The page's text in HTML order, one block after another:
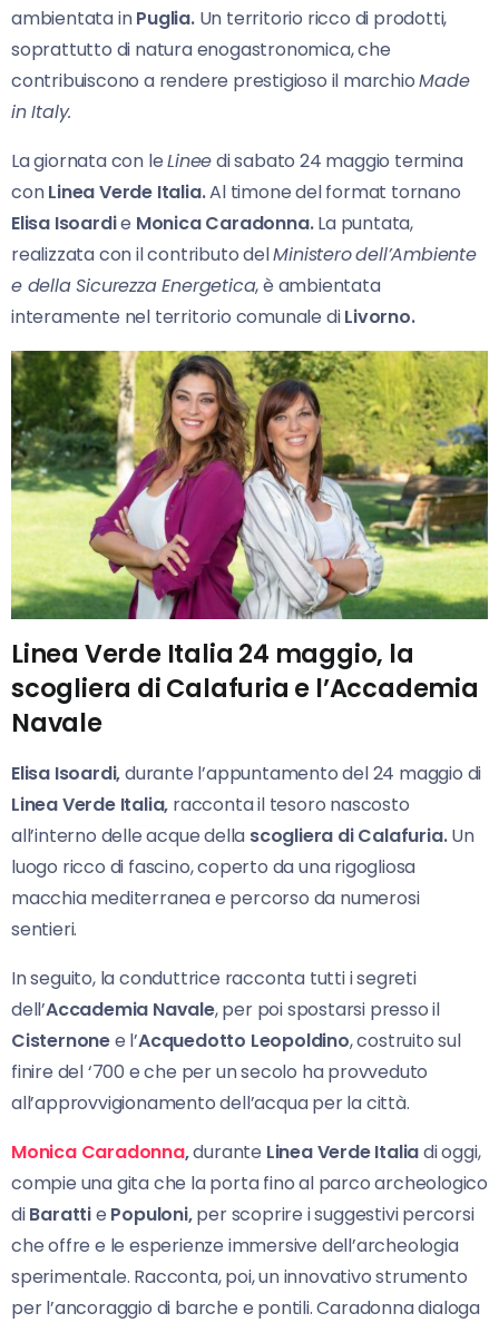
ambientata inPuglia.Un territorio ricco di prodotti,
soprattutto di natura enogastronomica, che
contribuiscono a rendere prestigioso il marchioMade
in Italy.
La giornata con leLineedi sabato 24 maggio termina
conLinea Verde Italia.Al timone del format tornano
Elisa Isoardie Monica Caradonna.La puntata,
realizzata con il contributo delMinisterodell’Ambiente
e della Sicurezza Energetica, è ambientata
interamente nel territorio comunale diLivorno.
Linea Verde Italia 24 maggio, la
scogliera di Calafuria e l’Accademia
Navale
Elisa Isoardi,durante l’appuntamento del 24 maggio di
Linea Verde Italia, racconta il tesoro nascosto
all’interno delle acque della scogliera di Calafuria.Un
luogo ricco di fascino, coperto da una rigogliosa
macchia mediterranea e percorso da numerosi
sentieri.
In seguito, la conduttrice racconta tutti i segreti
dell’Accademia Navale, per poi spostarsi presso il
Cisternonee l’Acquedotto Leopoldino, costruito sul
finire del ‘700 e che per un secolo ha provveduto
all’approvvigionamento dell’acqua per la città.
Monica Caradonna,durante Linea Verde Italiadi oggi,
compie una gita che la porta fino al parco archeologico
diBarattie Populoni,per scoprire i suggestivi percorsi
che offre e le esperienze immersive dell’archeologia
sperimentale. Racconta, poi, un innovativo strumento
per l’ancoraggio di barche e pontili. Caradonna dialoga